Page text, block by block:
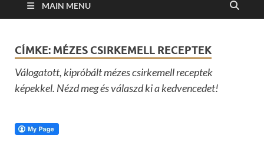
MAIN MENU
CÍMKE: MÉZES CSIRKEMELL RECEPTEK
Válogatott, kipróbált mézes csirkemell receptek
képekkel. Nézd meg és válaszd ki a kedvencedet!